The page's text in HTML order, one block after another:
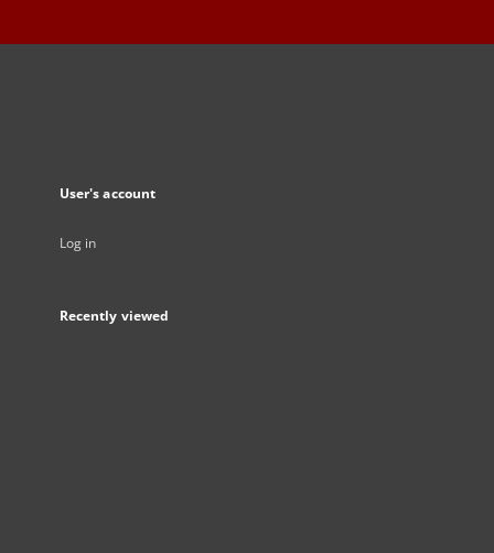
User's account
Log in
Recently viewed